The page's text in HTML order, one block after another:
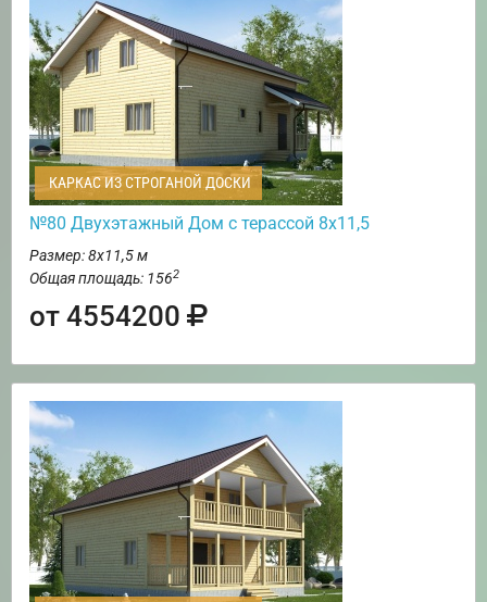
КАРКАС ИЗ СТРОГАНОЙ ДОСКИ
№80 Двухэтажный Дом с терассой 8х11,5
Размер: 8х11,5 м
Общая площадь: 1562
от 4554200